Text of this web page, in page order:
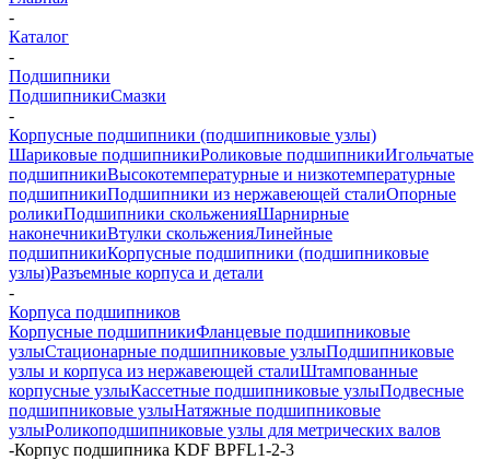
-
Каталог
-
Подшипники
ПодшипникиСмазки
-
Корпусные подшипники (подшипниковые узлы)
Шариковые подшипникиРоликовые подшипникиИгольчатые
подшипникиВысокотемпературные и низкотемпературные
подшипникиПодшипники из нержавеющей сталиОпорные
роликиПодшипники скольженияШарнирные
наконечникиВтулки скольженияЛинейные
подшипникиКорпусные подшипники (подшипниковые
узлы)Разъемные корпуса и детали
-
Корпуса подшипников
Корпусные подшипникиФланцевые подшипниковые
узлыСтационарные подшипниковые узлыПодшипниковые
узлы и корпуса из нержавеющей сталиШтампованные
корпусные узлыКассетные подшипниковые узлыПодвесные
подшипниковые узлыНатяжные подшипниковые
узлыРоликоподшипниковые узлы для метрических валов
-Корпус подшипника KDF BPFL1-2-3